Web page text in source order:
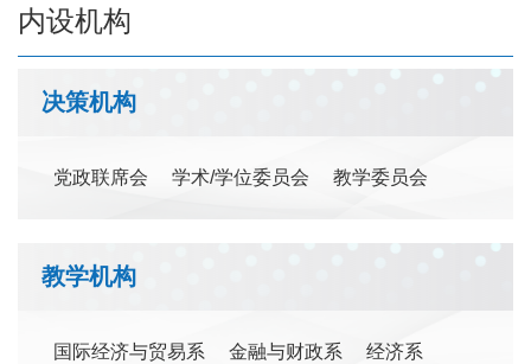
内设机构
决策机构
党政联席会 学术/学位委员会 教学委员会
教学机构
国际经济与贸易系 金融与财政系
经济系